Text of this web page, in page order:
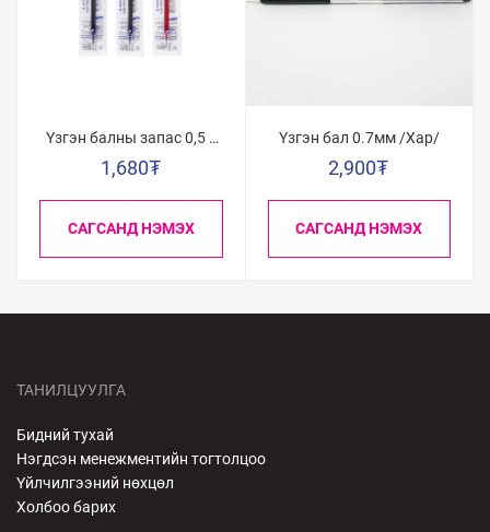
Үзгэн балны запас 0,5 /
Хар/
1,680₮
САГСАНД НЭМЭХ
Үзгэн бал 0.7мм /Хар/
2,900₮
САГСАНД НЭМЭХ
ТАНИЛЦУУЛГА
Бидний тухай
Нэгдсэн менежментийн тогтолцоо
Үйлчилгээний нөхцөл
Холбоо барих